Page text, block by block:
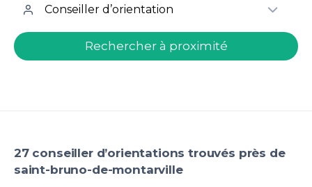
welcome.search.find.subtitle
Rechercher à proximité
27 conseiller d’orientations trouvés près de
saint-bruno-de-montarville